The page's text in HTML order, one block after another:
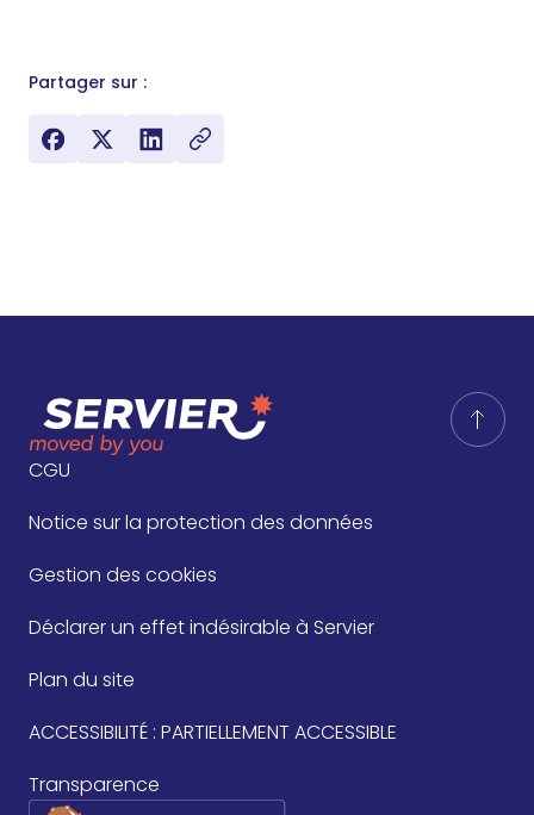
Partager sur :
CGU
Notice sur la protection des données
Gestion des cookies
Déclarer un effet indésirable à Servier
Plan du site
ACCESSIBILITÉ : PARTIELLEMENT ACCESSIBLE
Transparence